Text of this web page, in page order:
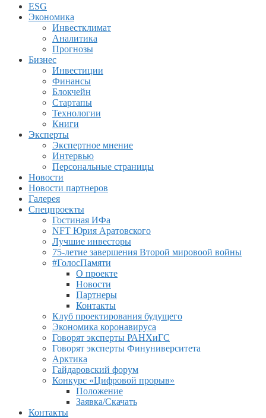
ESG
Экономика
Инвестклимат
Аналитика
Прогнозы
Бизнес
Инвестиции
Финансы
Блокчейн
Стартапы
Технологии
Книги
Эксперты
Экспертное мнение
Интервью
Персональные страницы
Новости
Новости партнеров
Галерея
Спецпроекты
Гостиная ИФа
NFT Юрия Аратовского
Лучшие инвесторы
75-летие завершения Второй мировоой войны
#ГолосПамяти
О проекте
Новости
Партнеры
Контакты
Клуб проектирования будущего
Экономика коронавируса
Говорят эксперты РАНХиГС
Говорят эксперты Финуниверситета
Арктика
Гайдаровский форум
Конкурс «Цифровой прорыв»
Положение
Заявка/Скачать
Контакты